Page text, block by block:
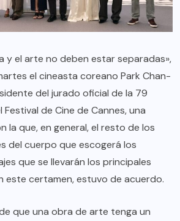
y el arte no deben estar separadas»,
el cineasta coreano Park Chan-
del jurado oficial de la 79
Festival de Cine de Cannes, una
la que, en general, el resto de los
del cuerpo que escogerá los
que se llevarán los principales
este certamen, estuvo de acuerdo.
que una obra de arte tenga un